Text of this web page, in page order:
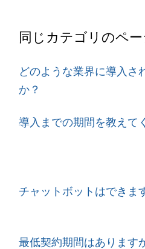
同じカテゴリのペー
どのような業界に導入さ
か？
導入までの期間を教えて
チャットボットはできま
最低契約期間はあります